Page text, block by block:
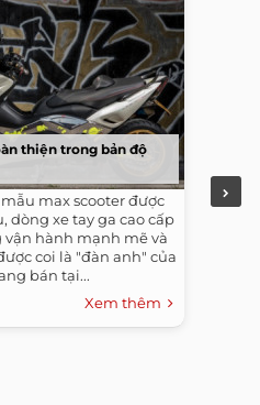
thiện trong bản độ
mẫu max scooter được
dòng xe tay ga cao cấp
hành mạnh mẽ và
coi là "đàn anh" của
bán tại...
Xem thêm